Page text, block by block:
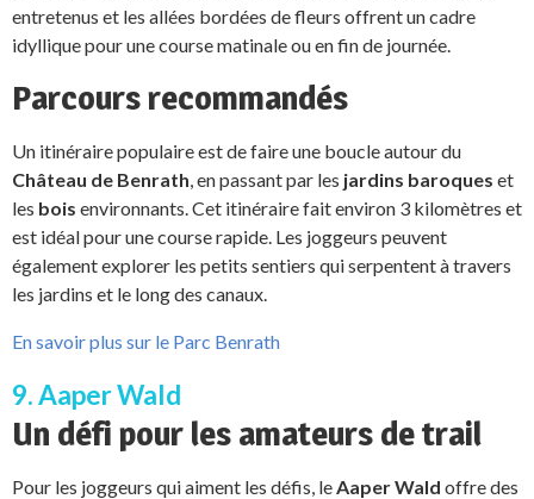
entretenus et les allées bordées de fleurs offrent un cadre
idyllique pour une course matinale ou en fin de journée.
Parcours recommandés
Un itinéraire populaire est de faire une boucle autour du
Château de Benrath, en passant par les jardins baroques et
les bois environnants. Cet itinéraire fait environ 3 kilomètres et
est idéal pour une course rapide. Les joggeurs peuvent
également explorer les petits sentiers qui serpentent à travers
les jardins et le long des canaux.
En savoir plus sur le Parc Benrath
9. Aaper Wald
Un défi pour les amateurs de trail
Pour les joggeurs qui aiment les défis, leAaper Wald offre des